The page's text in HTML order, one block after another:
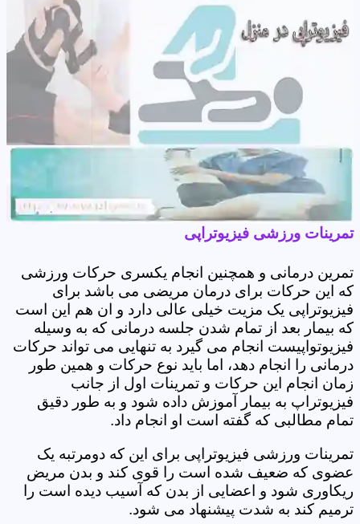
تمرینات ورزشی فیزیوتراپی
تمرین درمانی و همچنین انجام یکسری حرکات ورزشی
که این حرکات برای درمان مریضی می باشد برای
فیزیوتراپی یک مزیت خیلی عالی دارد و ان هم این است
که بیمار بعد از تمام شدن جلسه درمانی که به وسیله
فیزیوتواپیست انجام می گیرد به تنهایی می تواند حرکات
درمانی را انجام دهد، اما باید نوع حرکات و همین طور
زمان انجام این حرکات و تمرینات اول از جانب
فیزیوتراپ به بیمار آموزش داده شود و به طور دقیق
تمام مطالبی که گفته است او انجام داد.
تمرینات ورزشی فیزیوتراپی برای این که دومرتبه یک
عضوی که ضعیف شده است را قوی کند و بدن مریض
ریکاوری شود و اعضایی از بدن که آسیب دیده است را
ترمیم کند به شدت پیشنهاد می شود.